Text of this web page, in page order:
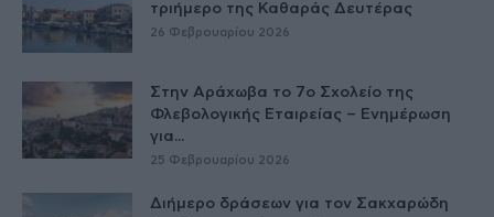
τριήμερο της Καθαράς Δευτέρας
26 Φεβρουαρίου 2026
Στην Αράχωβα το 7ο Σχολείο της
Φλεβολογικής Εταιρείας – Ενημέρωση
για...
25 Φεβρουαρίου 2026
Διήμερο δράσεων για τον Σακχαρώδη